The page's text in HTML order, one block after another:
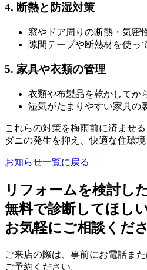
4. 断熱と防湿対策
窓やドア周りの断熱・気密
隙間テープや断熱材を使っ
5. 家具や衣類の管理
衣類や布製品を乾かしてか
湿気がたまりやすい家具の
これらの対策を梅雨前に済ませ
ダニの発生を抑え、快適な住環境
お知らせ一覧に戻る
リフォームを検討し
無料で診断してほし
お気軽にご相談くだ
ご来店の際は、事前にお電話ま
ご予約ください。